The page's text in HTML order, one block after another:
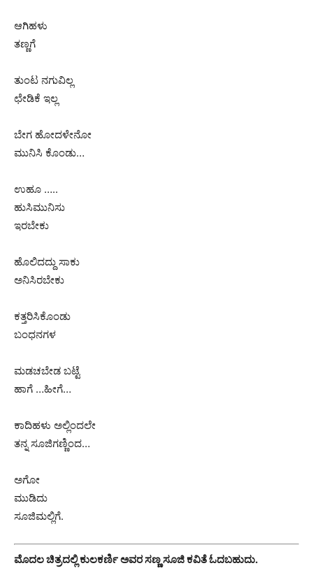
ಆಗಿಹಳು
ತಣ್ಣಗೆ
ತುಂಟ ನಗುವಿಲ್ಲ
ಛೇಡಿಕೆ ಇಲ್ಲ
ಬೇಗ ಹೋದಳೇನೋ
ಮುನಿಸಿ ಕೊಂಡು…
ಉಹೂ …..
ಹುಸಿಮುನಿಸು
ಇರಬೇಕು
ಹೊಲಿದದ್ದು ಸಾಕು
ಅನಿಸಿರಬೇಕು
ಕತ್ತರಿಸಿಕೊಂಡು
ಬಂಧನಗಳ
ಮಡಚಬೇಡ ಬಟ್ಟೆ
ಹಾಗೆ …ಹೀಗೆ…
ಕಾದಿಹಳು ಅಲ್ಲಿಂದಲೇ
ತನ್ನ ಸೂಜಿಗಣ್ಣಿಂದ…
ಅಗೋ
ಮುಡಿದು
ಸೂಜಿಮಲ್ಲಿಗೆ.
ಮೊದಲ ಚಿತ್ರದಲ್ಲಿ ಕುಲಕರ್ಣಿ ಅವರ ಸಣ್ಣ ಸೂಜಿ ಕವಿತೆ ಓದಬಹುದು.